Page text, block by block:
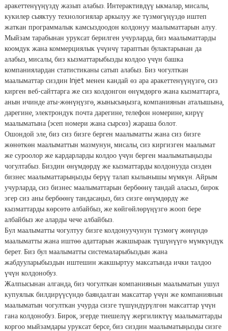
аракеттенүүңүздү жазып алабыз. Интерактивдүү ыкмалар, мисалы,
кукилер сыяктуу технологиялар аркылуу же түзмөгүңүздө иштеп
жаткан программалык камсыздоодон колдонуу маалыматтарын алуу.
Мыйзам тарабынан уруксат берилген учурларда, биз маалыматтарды
коомдук жана коммерциялык үчүнчү тараптын булактарынан да
алабыз, мисалы, биз кызматтарыбызды колдоо үчүн башка
компаниялардан статистиканы сатып алабыз. Биз чогулткан
маалыматтар сиздин Injet менен кандай өз ара аракеттенүүңүзгө, сиз
кирген веб-сайттарга же сиз колдонгон өнүмдөргө жана кызматтарга,
анын ичинде аты-жөнүңүзгө, жынысыңызга, компаниянын аталышына,
дарегине, электрондук почта дарегине, телефон номерине, кирүү
маалыматына (эсеп номери жана сырсөз) жараша болот.
Ошондой эле, биз сиз бизге берген маалыматты жана сиз бизге
жөнөткөн маалыматтын мазмунун, мисалы, сиз киргизген маалымат
же суроолор же кардарларды колдоо үчүн берген маалыматыңызды
чогултабыз. Биздин өнүмдөрдү же кызматтарды колдонууда сизден
бизнес маалыматтарыңызды берүү талап кылынышы мүмкүн. Айрым
учурларда, сиз бизнес маалыматтарын бербөөнү тандай аласыз, бирок
эгер сиз аны бербөөнү тандасаңыз, биз сизге өнүмдөрдү же
кызматтарды көрсөтө албайбыз, же көйгөйлөрүңүзгө жооп бере
албайбыз же аларды чече албайбыз.
Бул маалыматты чогултуу бизге колдонуучунун түзмөгү жөнүндө
маалыматты жана иштөө адаттарын жакшыраак түшүнүүгө мүмкүндүк
берет. Биз бул маалыматты системаларыбыздын жана
жабдууларыбыздын иштешин жакшыртуу максатында ички талдоо
үчүн колдонобуз.
Жалпысынан алганда, биз чогулткан компаниянын маалыматын ушул
купуялык билдирүүсүндө баяндалган максаттар үчүн же компаниянын
маалыматын чогулткан учурда сизге түшүндүрүлгөн максаттар үчүн
гана колдонобуз. Бирок, эгерде тиешелүү жергиликтүү маалыматтарды
коргоо мыйзамдары уруксат берсе, биз сиздин маалыматыңызды сизге